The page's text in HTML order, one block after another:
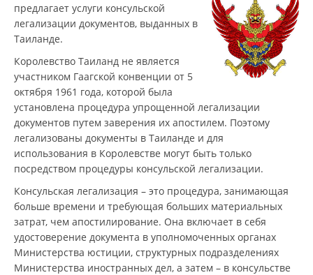
предлагает услуги консульской
легализации документов, выданных в
Таиланде.
Королевство Таиланд не является
участником Гаагской конвенции от 5
октября 1961 года, которой была
установлена процедура упрощенной легализации
документов путем заверения их апостилем. Поэтому
легализованы документы в Таиланде и для
использования в Королевстве могут быть только
посредством процедуры консульской легализации.
Консульская легализация – это процедура, занимающая
больше времени и требующая больших материальных
затрат, чем апостилирование. Она включает в себя
удостоверение документа в уполномоченных органах
Министерства юстиции, структурных подразделениях
Министерства иностранных дел, а затем – в консульстве